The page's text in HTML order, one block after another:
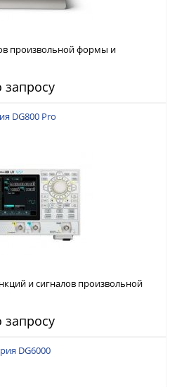
произвольной формы и
AFG1000
запросу
DG800 Pro
и сигналов произвольной
до 50 МГц
запросу
DG6000